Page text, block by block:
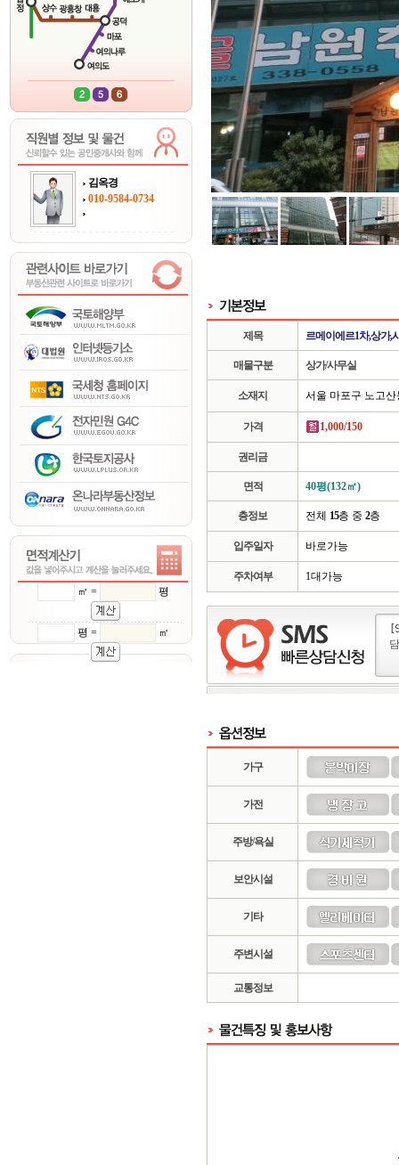
김옥경
010-9584-0734
㎡ = 평
평 = ㎡
제목 르메이에르1차,상가,
매물구분 상가/사무실
소재지 서울 마포구 노고산
가격 1,000/150
권리금
면적 40평(132㎡)
층정보 전체 15층 중 2층
입주일자 바로가능
주차여부 1대가능
가구
가전
주방/욕실
보안시설
기타
주변시설
교통정보